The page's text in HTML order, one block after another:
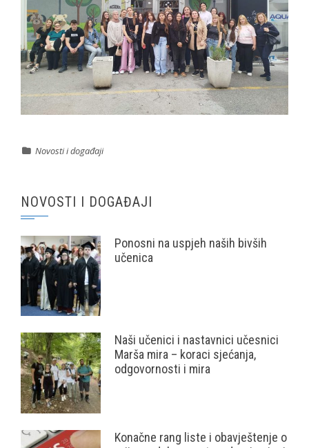
Novosti i događaji
NOVOSTI I DOGAĐAJI
Ponosni na uspjeh naših bivših
učenica
Naši učenici i nastavnici učesnici
Marša mira – koraci sjećanja,
odgovornosti i mira
Konačne rang liste i obavještenje o